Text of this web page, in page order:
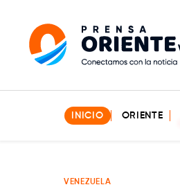
INICIO ORIENTE
VENEZUELA